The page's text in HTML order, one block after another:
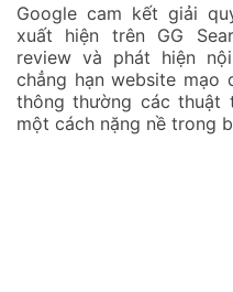
Google cam kết giải
xuất hiện trên GG
review và phát hiện
chẳng hạn website mạo
thông thường các thuật
một cách nặng nề trong